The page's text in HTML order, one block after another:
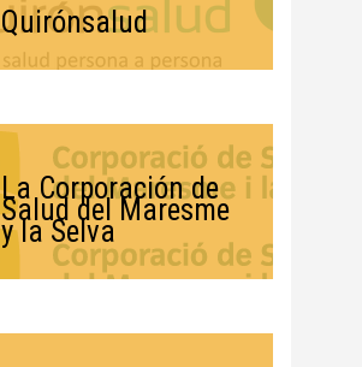
Quirónsalud
La Corporación de
Salud del Maresme
y la Selva